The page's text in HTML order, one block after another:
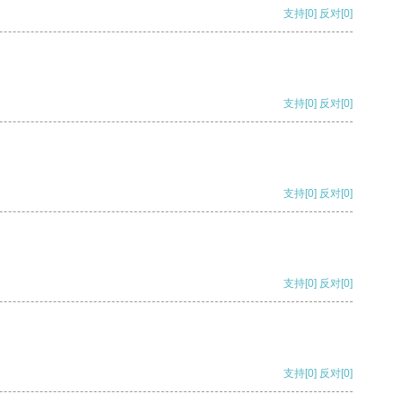
支持[0] 反对[0]
支持[0] 反对[0]
支持[0] 反对[0]
支持[0] 反对[0]
支持[0] 反对[0]